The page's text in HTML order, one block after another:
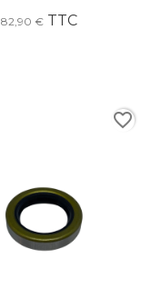
82,90 € TTC
favorite_border